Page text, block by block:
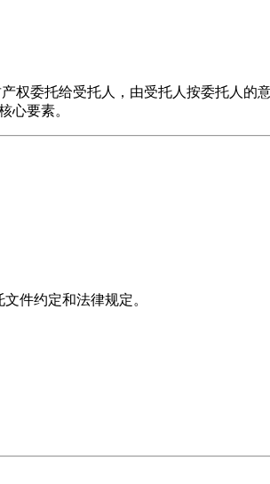
权委托给受托人，由受托人按委托人的
心要素。
件约定和法律规定。